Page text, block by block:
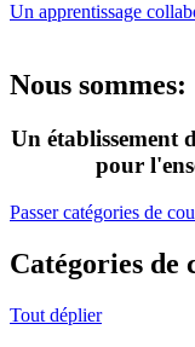
Un apprentissage
Nous sommes:
Un établissement
pour
Passer catégories de
Catégories de
Tout déplier